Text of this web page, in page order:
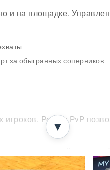
и на площадке.
за обыгранных соперников
Режим PvP
▼